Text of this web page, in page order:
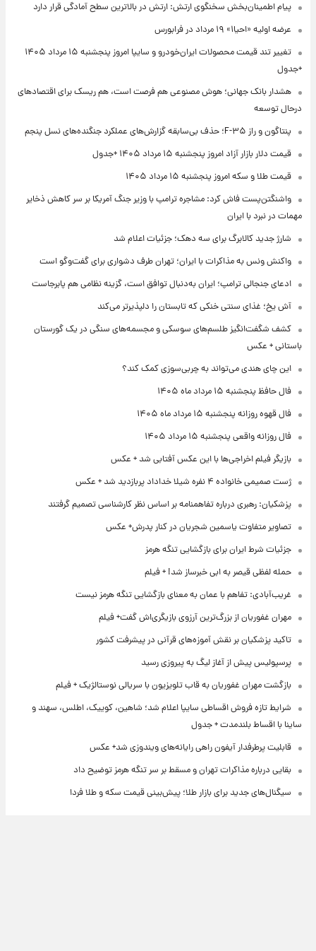
پیام اطمینان‌بخش سخنگوی ارتش: ارتش در بالاترین سطح آمادگی قرار دارد
عرضه اولیه «احیا۱» ۱۹ مرداد در فرابورس
تغییر تند قیمت محصولات ایران‌خودرو و سایپا امروز پنجشنبه ۱۵ مرداد ۱۴۰۵
+جدول
هشدار بانک جهانی؛ هوش مصنوعی هم فرصت است، هم ریسک برای اقتصادهای
درحال توسعه
پنتاگون و راز F-۳۵؛ حذف بی‌سابقه گزارش‌های عملکرد جنگنده‌های نسل پنجم
قیمت دلار بازار آزاد امروز پنجشنبه ۱۵ مرداد ۱۴۰۵ +جدول
قیمت طلا و سکه امروز پنجشنبه ۱۵ مرداد ۱۴۰۵
واشنگتن‌پست فاش کرد: مشاجره ترامپ با وزیر جنگ آمریکا بر سر کاهش ذخایر
مهمات در نبرد با ایران
شارژ جدید کالابرگ برای سه دهک؛ جزئیات اعلام شد
واکنش ونس به مذاکرات با ایران؛ تهران طرف دشواری برای گفت‌وگو است
ادعای جنجالی ترامپ؛ ایران به‌دنبال توافق است، گزینه نظامی هم پابرجاست
آش یخ؛ غذای سنتی خنکی که تابستان را دلپذیرتر می‌کند
کشف شگفت‌انگیز طلسم‌های سوسکی و مجسمه‌های سنگی در یک گورستان
باستانی + عکس
این چای هندی می‌تواند به چربی‌سوزی کمک کند؟
فال حافظ پنجشنبه ۱۵ مرداد ماه ۱۴۰۵
فال قهوه روزانه پنجشنبه ۱۵ مرداد ماه ۱۴۰۵
فال روزانه واقعی پنجشنبه ۱۵ مرداد ۱۴۰۵
بازیگر فیلم اخراجی‌ها با این عکس آفتابی شد + عکس
ژست صمیمی خانواده ۴ نفره شیلا خداداد پربازدید شد + عکس
پزشکیان: رهبری درباره تفاهمنامه بر اساس نظر کارشناسی تصمیم گرفتند
تصاویر متفاوت یاسمین شجریان در کنار پدرش+ عکس
جزئیات شرط ایران برای بازگشایی تنگه هرمز
حمله لفظی قیصر به ابی خبرساز شد! + فیلم
غریب‌آبادی: تفاهم با عمان به معنای بازگشایی تنگه هرمز نیست
مهران غفوریان از بزرگ‌ترین آرزوی بازیگری‌اش گفت+ فیلم
تاکید پزشکیان بر نقش آموزه‌های قرآنی در پیشرفت کشور
پرسپولیس پیش از آغاز لیگ به پیروزی رسید
بازگشت مهران غفوریان به قاب تلویزیون با سریالی نوستالژیک + فیلم
شرایط تازه فروش اقساطی سایپا اعلام شد؛ شاهین، کوییک، اطلس، سهند و
ساینا با اقساط بلندمدت + جدول
قابلیت پرطرفدار آیفون راهی رایانه‌های ویندوزی شد+ عکس
بقایی درباره مذاکرات تهران و مسقط بر سر تنگه هرمز توضیح داد
سیگنال‌های جدید برای بازار طلا؛ پیش‌بینی قیمت سکه و طلا فردا